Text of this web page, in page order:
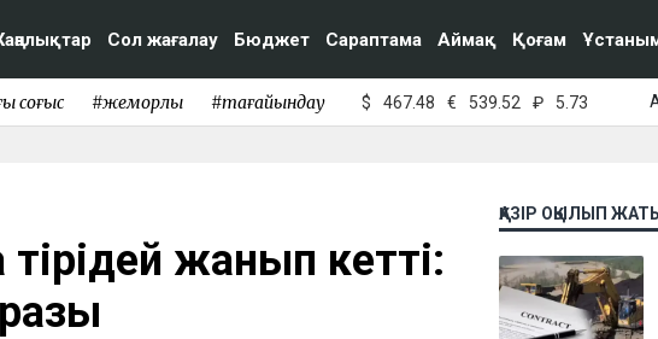
Сол жағалау Бюджет Сараптама Аймақ Қоғам
соғыс #жемқорлық #тағайындау $ 467.48 € 539.52 ₽ 5.73
жанып кетті:
ҚАЗІР ОҚЫЛЫП